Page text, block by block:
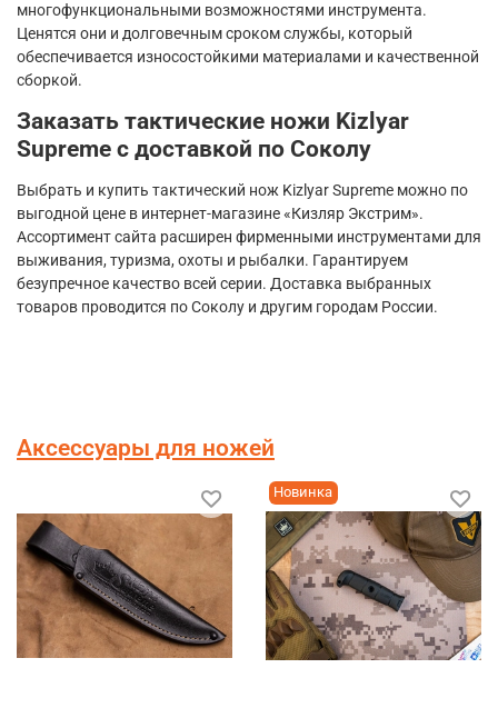
многофункциональными возможностями инструмента.
Ценятся они и долговечным сроком службы, который
обеспечивается износостойкими материалами и качественной
сборкой.
Заказать тактические ножи Kizlyar
Supreme с доставкой по Соколу
Выбрать и купить тактический нож KizlyarSupreme можно по
выгодной цене в интернет-магазине «Кизляр Экстрим».
Ассортимент сайта расширен фирменными инструментами для
выживания, туризма, охоты и рыбалки. Гарантируем
безупречное качество всей серии. Доставка выбранных
товаров проводится по Соколу и другим городам России.
Аксессуары для ножей
Новинка